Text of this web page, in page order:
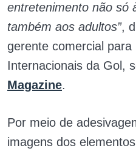
entretenimento não só
também aos adultos”,
gerente comercial para
Internacionais da Gol,
Magazine.
Por meio de
imagens dos